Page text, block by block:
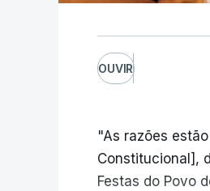
OUVIR
"As razões
Constitucional],
Festas do Povo